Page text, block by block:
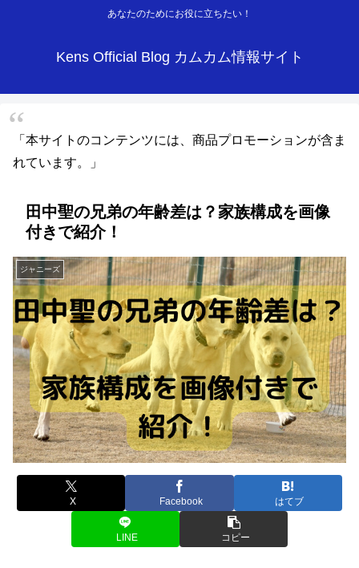
あなたのためにお役に立ちたい！
Kens Official Blog カムカム情報サイト
「本サイトのコンテンツには、商品プロモーションが含ま
れています。」
田中聖の兄弟の年齢差は？家族構成を画像
付きで紹介！
ジャニーズ
X Facebook はてブ
LINE コピー